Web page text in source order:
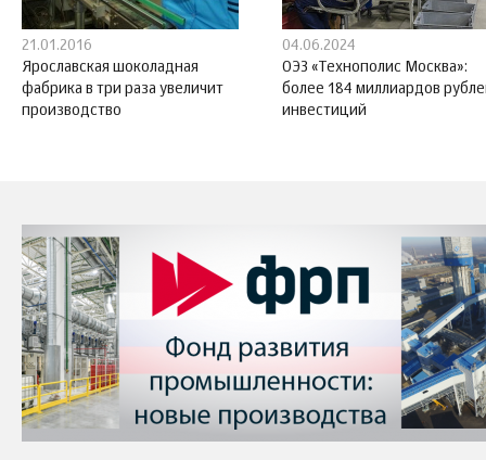
21.01.2016
Ярославская шоколадная
фабрика в три раза увеличит
производство
04.06.2024
ОЭЗ «Технополис Москва»:
более 184 миллиардов
инвестиций